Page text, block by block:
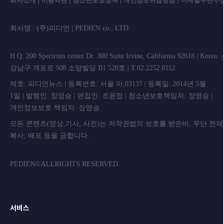
회사명 : (주)피디언 | PEDIEN co.,
H.Q: 200 Spectrum center Dr. 300 Suite Irvine, California 92618 | Korea:
강남구 개포로 508 소망빌딩 B1 520호 | T.02.2252.0112
제호: 피디언뉴스 | 등록번호: 서울 아,03137 | 등록일: 2014년 5월
1일 | 발행인: 장영승 | 편집인: 조윤정 | 청소년보호책임자: 장영승 |
개인정보보호 책임자: 장영승
모든 콘텐츠(영상,기사, 사진)는 저작권법의 보호를 받은바, 무단 전
복사, 배포 등을 금합니
PEDIEN©ALLRIGHTS RESERVED.
서비스